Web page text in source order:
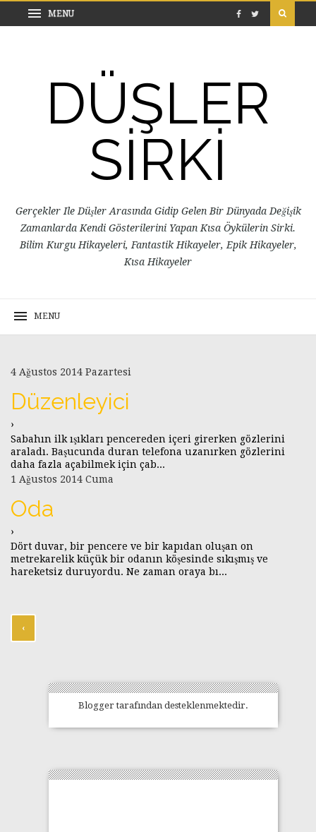
DÜŞLER
SİRKİ
Gerçekler Ile Düşler Arasında Gidip Gelen Bir Dünyada Değişik
Zamanlarda Kendi Gösterilerini Yapan Kısa Öykülerin Sirki.
Bilim Kurgu Hikayeleri, Fantastik Hikayeler, Epik Hikayeler,
Kısa Hikayeler
4 Ağustos 2014 Pazartesi
Düzenleyici
›
Sabahın ilk ışıkları pencereden içeri girerken gözlerini
araladı. Başucunda duran telefona uzanırken gözlerini
daha fazla açabilmek için çab...
1 Ağustos 2014 Cuma
Oda
›
Dört duvar, bir pencere ve bir kapıdan oluşan on
metrekarelik küçük bir odanın köşesinde sıkışmış ve
hareketsiz duruyordu. Ne zaman oraya bı...
‹
Bloggertarafından desteklenmektedir.